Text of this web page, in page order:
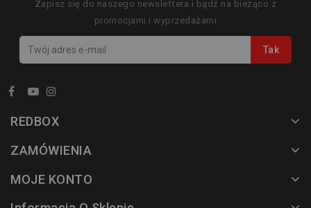
Zapisz się do naszego newslettera i bądź na bieżąco z
promocjami i wyprzedażami
REDBOX
ZAMÓWIENIA
MOJE KONTO